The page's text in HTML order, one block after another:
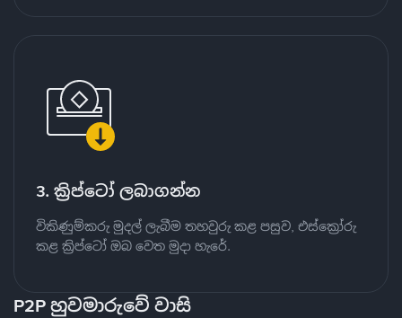
3. ක්‍රිප්ටෝ ලබාගන්න
විකිණුම්කරු මුදල් ලැබීම තහවුරු කළ පසුව, එස්ක්‍රෝරු
කළ ක්‍රිප්ටෝ ඔබ වෙත මුදා හැරේ.
P2P හුවමාරුවේ වාසි